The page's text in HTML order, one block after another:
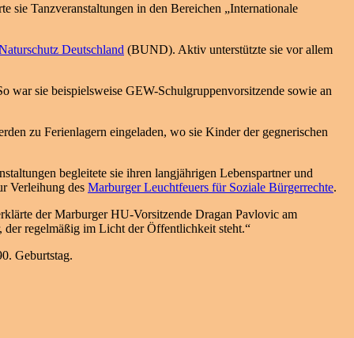
sie Tanzveranstaltungen in den Bereichen „Internationale
Deutschland (BUND). Aktiv unterstützte sie vor allem
war sie beispielsweise GEW-Schulgruppenvorsitzende sowie an
zu Ferienlagern eingeladen, wo sie Kinder der gegnerischen
begleitete sie ihren langjährigen Lebenspartner und
Verleihung des Marburger Leuchtfeuers für Soziale Bürgerrechte.
der Marburger HU-Vorsitzende Dragan Pavlovic am
der regelmäßig im Licht der Öffentlichkeit steht.“
Geburtstag.